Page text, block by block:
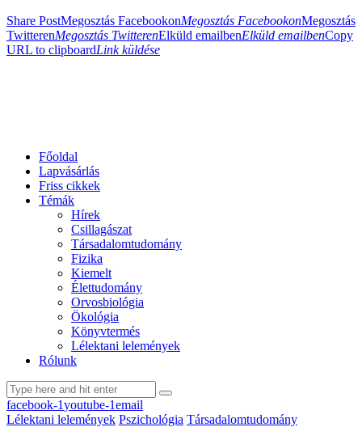
Share PostMegosztás FacebookonMegosztás FacebookonMegosztás
TwitterenMegosztás TwitterenElküld emailbenElküld emailbenCopy
URL to clipboardLink küldése
Főoldal
Lapvásárlás
Friss cikkek
Témák
Hírek
Csillagászat
Társadalomtudomány
Fizika
Kiemelt
Élettudomány
Orvosbiológia
Ökológia
Könyvtermés
Lélektani lelemények
Rólunk
facebook-1youtube-1email
Lélektani lelemények Pszichológia Társadalomtudomány